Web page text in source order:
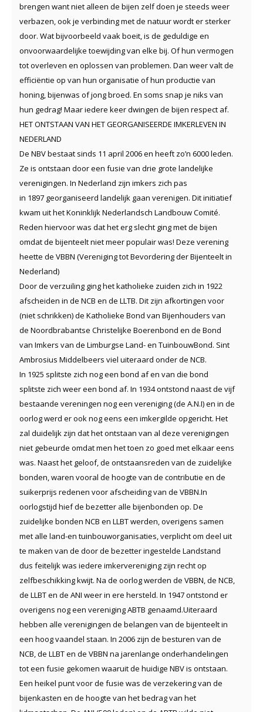
brengen want niet alleen de bijen zelf doen je steeds weer
verbazen, ook je verbinding met de natuur wordt er sterker
door. Wat bijvoorbeeld vaak boeit, is de geduldige en
onvoorwaardelijke toewijding van elke bij. Of hun vermogen
tot overleven en oplossen van problemen. Dan weer valt de
efficiëntie op van hun organisatie of hun productie van
honing, bijenwas of jong broed. En soms snap je niks van
hun gedrag! Maar iedere keer dwingen de bijen respect af.
HET ONTSTAAN VAN HET GEORGANISEERDE IMKERLEVEN IN
NEDERLAND
De NBVbestaat sinds 11 april 2006 en heeft zo’n 6000 leden.
Ze is ontstaan door een fusie van drie grote landelijke
verenigingen. In Nederland zijn imkers zich pas
in 1897 georganiseerd landelijk gaan verenigen. Dit initiatief
kwam uit het Koninklijk Nederlandsch Landbouw Comité.
Reden hiervoor was dat het erg slecht ging met de bijen
omdat de bijenteelt niet meer populair was! Deze verening
heette de VBBN (Vereniging tot Bevordering der Bijenteelt in
Nederland)
Door de verzuiling ging het katholieke zuiden zich in 1922
afscheiden in de NCB en de LLTB. Dit zijn afkortingen voor
(niet schrikken) de Katholieke Bond van Bijenhouders van
de Noordbrabantse Christelijke Boerenbond en de Bond
van Imkers van de L imburgse L and- en TuinbouwBond. Sint
Ambrosius Middelbeers viel uiteraard onder de NCB.
In 1925 splitste zich nog een bond af en van die bond
splitste zich weer een bond af. In 1934 ontstond naast de vijf
bestaande vereningen nog een vereniging (de A.N.I) en in de
oorlog werd er ook nog eens een imkergilde opgericht. Het
zal duidelijk zijn dat het ontstaan van al deze verenigingen
niet gebeurde omdat men het toen zo goed met elkaar eens
was. Naast het geloof, de ontstaansreden van de zuidelijke
bonden, waren vooral de hoogte van de contributie en de
suikerprijs redenen voor afscheiding van de VBBN.In
oorlogstijd hief de bezetter alle bijenbonden op. De
zuidelijke bonden NCB en LLBT werden, overigens samen
met alle land-en tuinbouworganisaties, verplicht om deel uit
te maken van de door de bezetter ingestelde Landstand
dus feitelijk was iedere imkervereniging zijn recht op
zelfbeschikking kwijt. Na de oorlog werden de VBBN, de NCB,
de LLBT en de ANI weer in ere hersteld. In 1947 ontstond er
overigens nog een vereniging ABTB genaamd.Uiteraard
hebben alle verenigingen de belangen van de bijenteelt in
een hoog vaandel staan. In 2006 zijn de besturen van de
NCB, de LLBT en de VBBN na jarenlange onderhandelingen
tot een fusie gekomen waaruit de huidige NBV is ontstaan.
Een heikel punt voor de fusie was de verzekering van de
bijenkasten en de hoogte van het bedrag van het